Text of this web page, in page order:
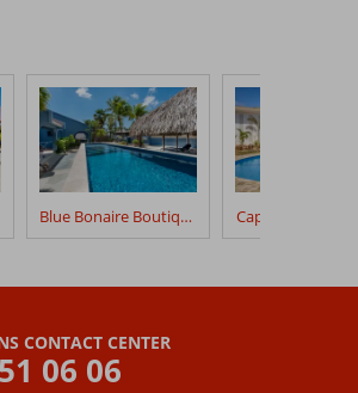
Blue Bonaire Boutique Resort Captain Don's
CONTACT CENTER
06 06